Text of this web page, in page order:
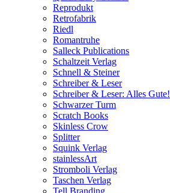
Reprodukt
Retrofabrik
Riedl
Romantruhe
Salleck Publications
Schaltzeit Verlag
Schnell & Steiner
Schreiber & Leser
Schreiber & Leser: Alles Gute!
Schwarzer Turm
Scratch Books
Skinless Crow
Splitter
Squink Verlag
stainlessArt
Stromboli Verlag
Taschen Verlag
Tell Branding